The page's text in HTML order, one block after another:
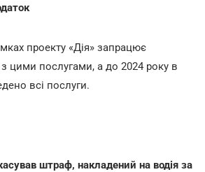
проекту «Дія» запрацює
цими послугами, а до 2024 року в
всі послуги.
штраф, накладений на водія за